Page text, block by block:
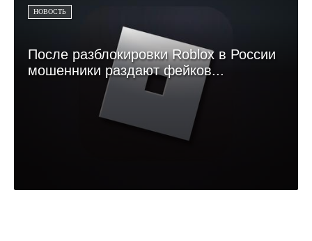
НОВОСТЬ
После разблокировки Roblox в России
мошенники раздают фейков...